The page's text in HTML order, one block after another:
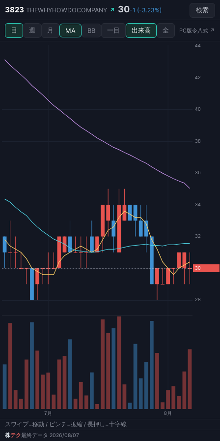
3823 THEWHYHOWDOCOMPANY ↗ 30-1 (-3.23%) 検索
日 週 月 MA BB 一目 出来高 全 PC版令八式 ↗
スワイプ=移動 / ピンチ=拡縮 / 長押し=十字線
株テク最終データ 2026/08/07